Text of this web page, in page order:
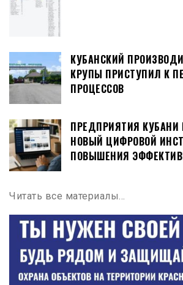
КУБАНСКИЙ
КРУПЫ ПРИСТУПИЛ К
ПРОЦЕССОВ
ПРЕДПРИЯТИЯ КУБАНИ
НОВЫЙ ЦИФРОВОЙ
ПОВЫШЕНИЯ
Читать все материалы…